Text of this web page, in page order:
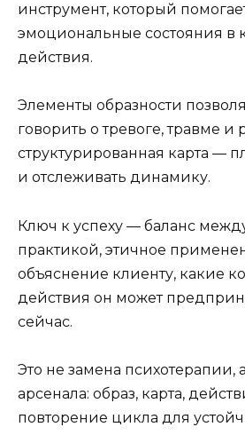
инструмент, который
эмоциональные состояния в
действия.
Элементы образности
говорить о тревоге, травме и
структурированная карта —
и отслеживать динамику.
Ключ к успеху — баланс
практикой, этичное
объяснение клиенту, какие
действия он может
сейчас.
Это не замена
арсенала: образ, карта,
повторение цикла для